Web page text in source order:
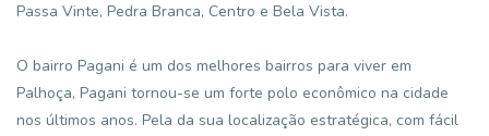
Passa Vinte, Pedra Branca, Centro e Bela Vista.
O bairro Pagani é um dos melhores bairros para viver em
Palhoça, Pagani tornou-se um forte polo econômico na cidade
nos últimos anos. Pela da sua localização estratégica, com fácil